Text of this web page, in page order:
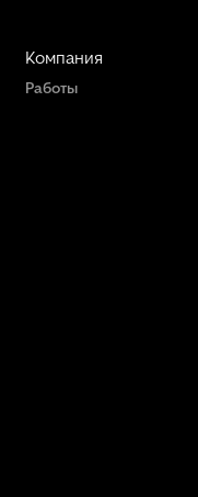
Компания
Работы